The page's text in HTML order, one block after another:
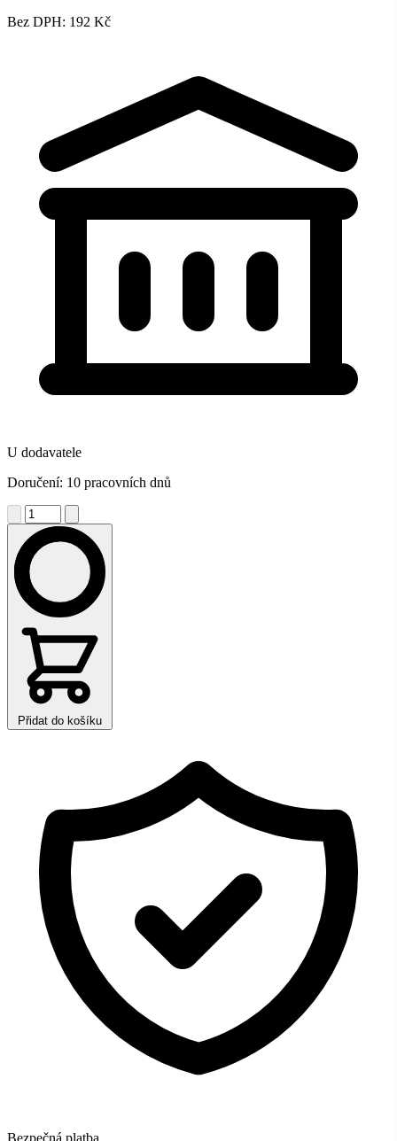
Bez DPH: 192 Kč
U dodavatele
Doručení: 10 pracovních dnů
Přidat do košíku
Bezpečná platba